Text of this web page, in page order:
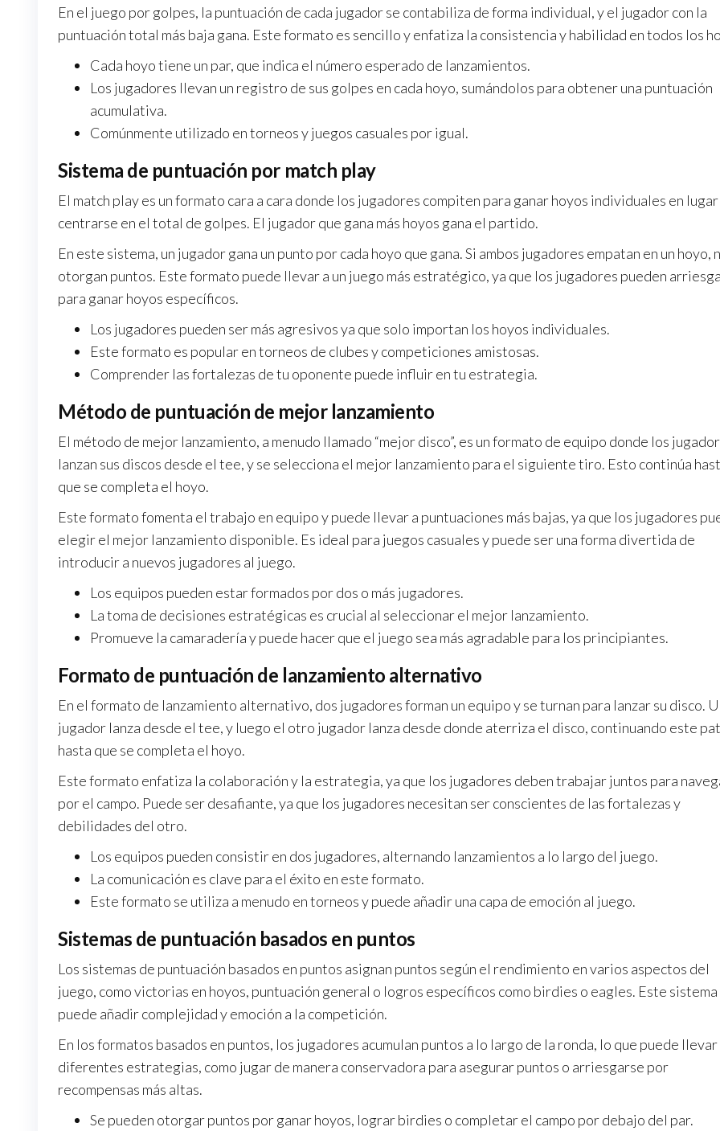
En el juego por golpes, la puntuación de cada jugador se contabiliza de forma individual, y el jugador con la
puntuación total más baja gana. Este formato es sencillo y enfatiza la consistencia y habilidad en todos los
Cada hoyo tiene un par, que indica el número esperado de lanzamientos.
Los jugadores llevan un registro de sus golpes en cada hoyo, sumándolos para obtener una puntuación
acumulativa.
Comúnmente utilizado en torneos y juegos casuales por igual.
Sistema de puntuación por match play
El match play es un formato cara a cara donde los jugadores compiten para ganar hoyos individuales en
centrarse en el total de golpes. El jugador que gana más hoyos gana el partido.
En este sistema, un jugador gana un punto por cada hoyo que gana. Si ambos jugadores empatan en un hoyo,
otorgan puntos. Este formato puede llevar a un juego más estratégico, ya que los jugadores pueden
para ganar hoyos específicos.
Los jugadores pueden ser más agresivos ya que solo importan los hoyos individuales.
Este formato es popular en torneos de clubes y competiciones amistosas.
Comprender las fortalezas de tu oponente puede influir en tu estrategia.
Método de puntuación de mejor lanzamiento
El método de mejor lanzamiento, a menudo llamado “mejor disco”, es un formato de equipo donde los
lanzan sus discos desde el tee, y se selecciona el mejor lanzamiento para el siguiente tiro. Esto continúa
que se completa el hoyo.
Este formato fomenta el trabajo en equipo y puede llevar a puntuaciones más bajas, ya que los jugadores
elegir el mejor lanzamiento disponible. Es ideal para juegos casuales y puede ser una forma divertida de
introducir a nuevos jugadores al juego.
Los equipos pueden estar formados por dos o más jugadores.
La toma de decisiones estratégicas es crucial al seleccionar el mejor lanzamiento.
Promueve la camaradería y puede hacer que el juego sea más agradable para los principiantes.
Formato de puntuación de lanzamiento alternativo
En el formato de lanzamiento alternativo, dos jugadores forman un equipo y se turnan para lanzar su disco.
jugador lanza desde el tee, y luego el otro jugador lanza desde donde aterriza el disco, continuando este
hasta que se completa el hoyo.
Este formato enfatiza la colaboración y la estrategia, ya que los jugadores deben trabajar juntos para
por el campo. Puede ser desafiante, ya que los jugadores necesitan ser conscientes de las fortalezas y
debilidades del otro.
Los equipos pueden consistir en dos jugadores, alternando lanzamientos a lo largo del juego.
La comunicación es clave para el éxito en este formato.
Este formato se utiliza a menudo en torneos y puede añadir una capa de emoción al juego.
Sistemas de puntuación basados en puntos
Los sistemas de puntuación basados en puntos asignan puntos según el rendimiento en varios aspectos del
juego, como victorias en hoyos, puntuación general o logros específicos como birdies o eagles. Este sistema
puede añadir complejidad y emoción a la competición.
En los formatos basados en puntos, los jugadores acumulan puntos a lo largo de la ronda, lo que puede llevar
diferentes estrategias, como jugar de manera conservadora para asegurar puntos o arriesgarse por
recompensas más altas.
Se pueden otorgar puntos por ganar hoyos, lograr birdies o completar el campo por debajo del par.